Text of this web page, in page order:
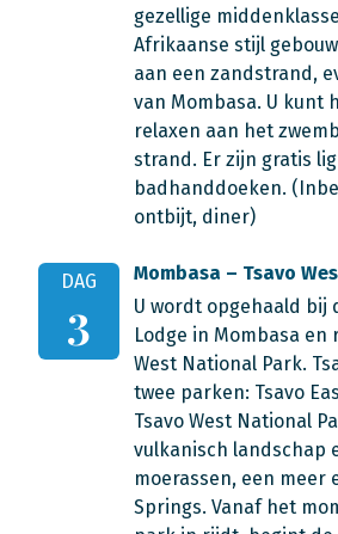
gezellige
Afrikaanse stijl
aan een zandstrand,
van Mombasa. U kunt
relaxen aan het
strand. Er zijn gratis
badhanddoeken.
ontbijt, diner)
DAG
3
Mombasa – Tsavo
U wordt opgehaald bij
Lodge in Mombasa en
West National Park.
twee parken: Tsavo
Tsavo West National
vulkanisch landschap
moerassen, een meer
Springs. Vanaf het